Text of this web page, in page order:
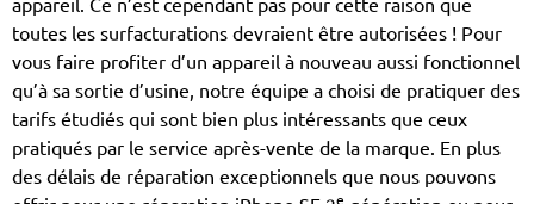
toutes les surfacturations devraient être autorisées ! Pour
vous faire profiter d’un appareil à nouveau aussi fonctionnel
qu’à sa sortie d’usine, notre équipe a choisi de pratiquer des
tarifs étudiés qui sont bien plus intéressants que ceux
pratiqués par le service après-vente de la marque. En plus
des délais de réparation exceptionnels que nous pouvons
e